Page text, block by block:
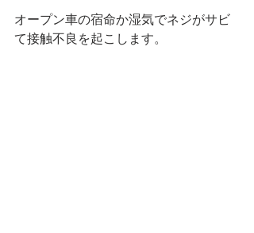
オープン車の宿命か湿気でネジがサビ
て接触不良を起こします。